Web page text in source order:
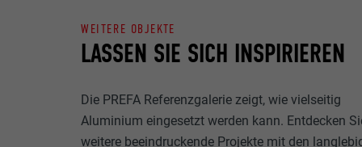
LASSEN SIE SICH INSPIRIEREN
WEITERE OBJEKTE
Die PREFA Referenzgalerie zeigt, wie vielseitig
Aluminium eingesetzt werden kann. Entdecken
weitere beeindruckende Projekte mit den
Name
Anbieter
MARKETING &
"Marketing &
verwendet,
hinweg